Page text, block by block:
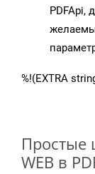
PDFApi,
%!(EXTRA
Простые
WEB в